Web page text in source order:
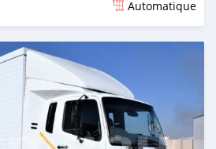
Automatique